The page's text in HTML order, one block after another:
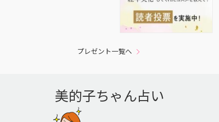
プレゼント一覧へ
美的子ちゃん占い